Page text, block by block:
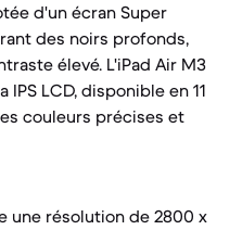
d'un écran Super
des noirs profonds,
élevé. L'iPad Air M3
LCD, disponible en 11
couleurs précises et
une résolution de 2800 x